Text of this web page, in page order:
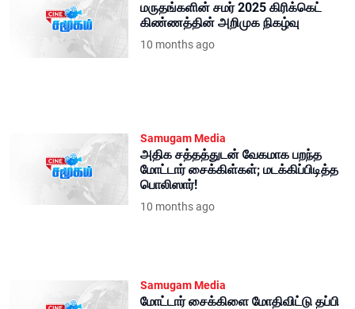
மருதங்களின் சமர் 2025 கிரிக்கெட்
கிண்ணத்தின் அறிமுக நிகழ்வு
10 months ago
Samugam Media
அதிக சத்தத்துடன் வேகமாக பறந்த
மோட்டார் சைக்கிள்கள்; மடக்கிப்பிடித்த
பொலிஸார்!
10 months ago
Samugam Media
மோட்டார் சைக்கிளை மோதிவிட்டு தப்பி